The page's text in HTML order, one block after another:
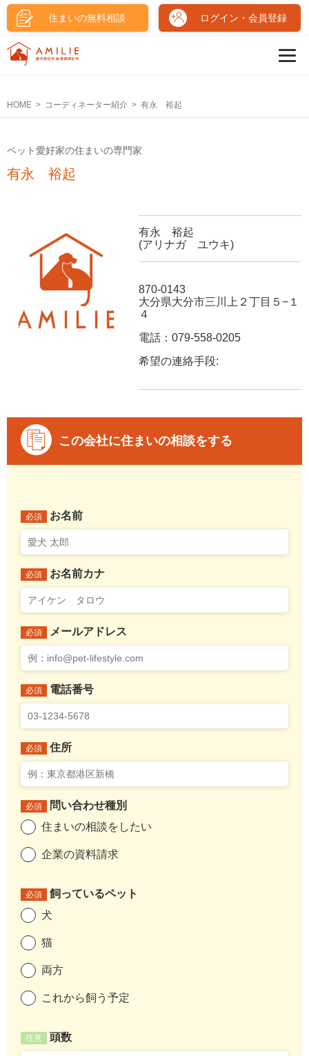
住まいの無料相談 ログイン・会員登録
HOME コーディネーター紹介 有永 裕起
ペット愛好家の住まいの専門家
有永 裕起
有永 裕起
(アリナガ ユウキ)
870-0143
大分県大分市三川上２丁目５−１
４
電話：079-558-0205
希望の連絡手段:
この会社に住まいの相談をする
必須 お名前
必須 お名前カナ
必須 メールアドレス
必須 電話番号
必須 住所
必須
問い合わせ種別
住まいの相談をしたい
企業の資料請求
必須
飼っているペット
犬
猫
両方
これから飼う予定
任意 頭数